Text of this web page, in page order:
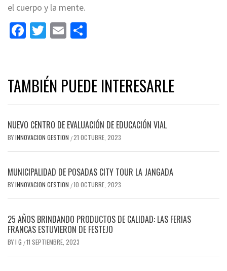
el cuerpo y la mente.
Facebook
Twitter
Email
TAMBIÉN PUEDE INTERESARLE
NUEVO CENTRO DE EVALUACIÓN DE EDUCACIÓN VIAL
BYINNOVACION GESTION /21 OCTUBRE, 2023
MUNICIPALIDAD DE POSADAS CITY TOUR LA JANGADA
BYINNOVACION GESTION /10 OCTUBRE, 2023
25 AÑOS BRINDANDO PRODUCTOS DE CALIDAD: LAS FERIAS
FRANCAS ESTUVIERON DE FESTEJO
BYI G /11 SEPTIEMBRE, 2023